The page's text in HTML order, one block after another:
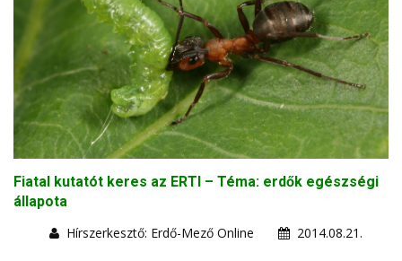
Fiatal kutatót keres az ERTI – Téma: erdők egészségi
állapota
Hírszerkesztő: Erdő-Mező Online
2014.08.21.